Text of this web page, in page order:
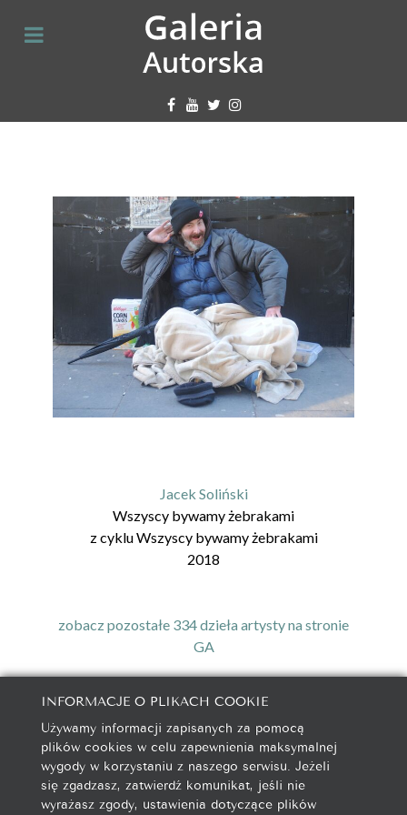
Jacek Soliński
Wszyscy bywamy żebrakami
z cykluWszyscy bywamy żebrakami
2018
zobacz pozostałe 334 dzieła artysty na stronie
GA
galeria@autorska.pl
608 596 314
85-078 Bydgoszcz, ul. Chocimska 5
INFORMACJE O PLIKACH COOKIE
Używamy informacji zapisanych za pomocą
plików cookies w celu zapewnienia maksymalnej
wygody w korzystaniu z naszego serwisu. Jeżeli
się zgadzasz, zatwierdź komunikat, jeśli nie
wyrażasz zgody, ustawienia dotyczące plików